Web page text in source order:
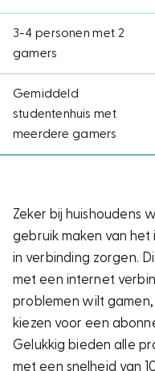
3-4 personen met 2
gamers
Gemiddeld
studentenhuis met
meerdere gamers
Zeker bij huishoudens
gebruik maken van
in verbinding zorgen.
met een internet
problemen wilt
kiezen voor een
Gelukkig bieden alle
met een snelheid van